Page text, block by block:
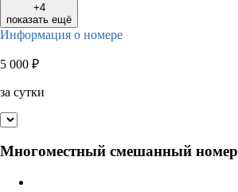
+4
показать ещё
Информация о номере
5 000 ₽
за сутки
Многоместный смешанный номер